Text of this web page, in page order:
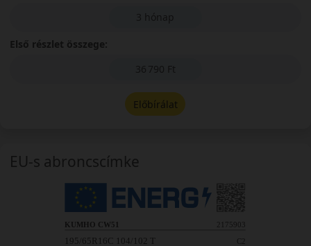
3 hónap
Első részlet összege:
36 790 Ft
Előbírálat
EU-s abroncscímke